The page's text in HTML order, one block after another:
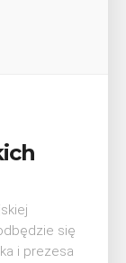
się
i prezesa